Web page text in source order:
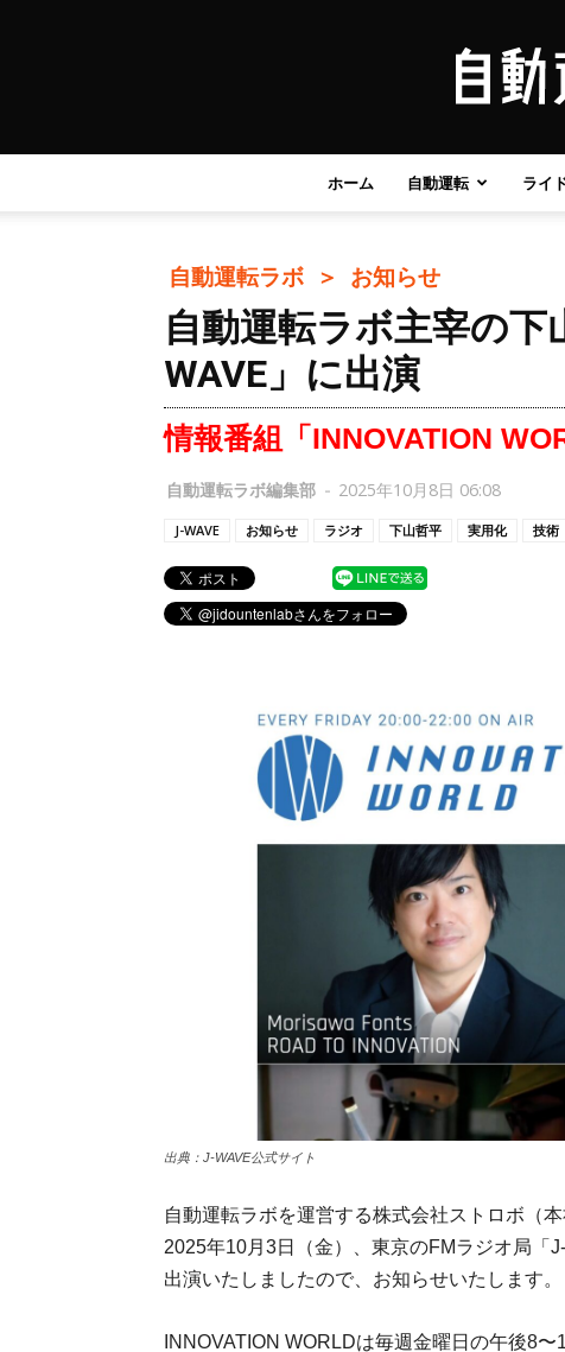
ホーム 自動運転 ライ
自動運転ラボ ＞ お知らせ
自動運転ラボ主宰の
WAVE」に出演
情報番組「INNOVATION
自動運転ラボ編集部 - 2025年10月8日 06:08
J-WAVE お知らせ ラジオ 下山哲平 実用化 技術
出典：J-WAVE公式サイト
自動運転ラボを運営する株式会社ストロボ（
2025年10月3日（金）、東京のFMラジオ局「
出演いたしましたので、お知らせいたします。
INNOVATION WORLDは毎週金曜日の午後8